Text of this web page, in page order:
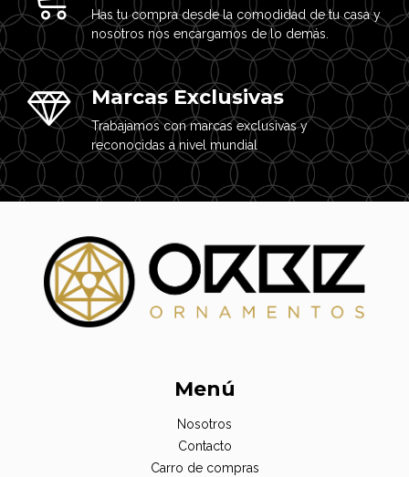
Has tu compra desde la comodidad de tu casa y
nosotros nos encargamos de lo demás.
Marcas Exclusivas
Trabajamos con marcas exclusivas y
reconocidas a nivel mundial
Menú
Nosotros
Contacto
Carro de compras